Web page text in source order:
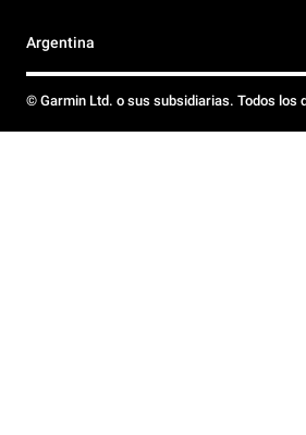
Argentina
© Garmin Ltd. o sus subsidiarias. Todos los